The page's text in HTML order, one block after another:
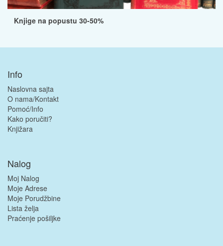
Knjige na popustu 30-50%
Info
Naslovna sajta
O nama/Kontakt
Pomoć/Info
Kako poručiti?
Knjižara
Nalog
Moj Nalog
Moje Adrese
Moje Porudžbine
Lista želja
Praćenje pošiljke